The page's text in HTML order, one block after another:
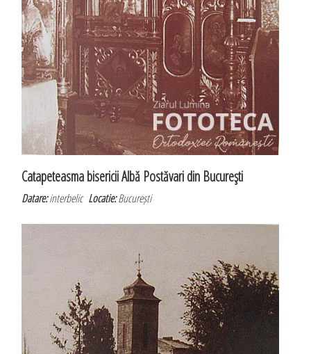
Catapeteasma bisericii Albă Postăvari din Bucureşti
Datare:interbelicLocatie:București